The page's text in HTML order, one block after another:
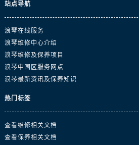
站点导航
浪琴在线服务
浪琴维修中心介绍
浪琴维修及保养项目
浪琴中国区服务网点
浪琴最新资讯及保养知识
热门标签
查看维修相关文档
查看保养相关文档